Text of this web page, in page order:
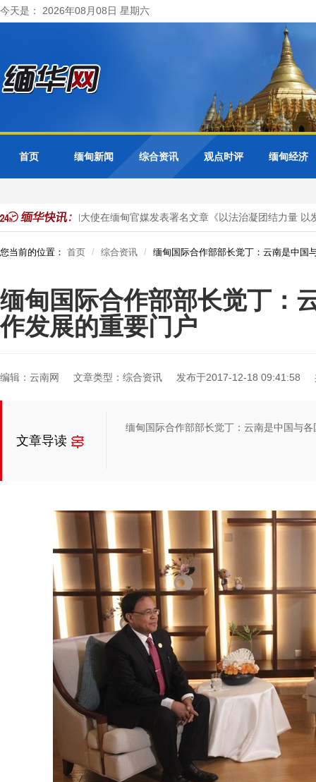
今天是： 2026年08月08日 星期六
首页 缅甸新闻 综合资讯 观点时评 缅甸经济
投资 马珈大使在缅甸官媒发表署名文章《以法治凝团结力量 以发
您当前的位置： 首页 综合资讯 缅甸国际合作部部长觉丁：云南是中国
缅甸国际合作部部长觉丁：
作发展的重要门户
编辑：云南网 文章类型：综合资讯 发布于2017-12-18 09:41:58
文章导读
缅甸国际合作部部长觉丁：云南是中国与